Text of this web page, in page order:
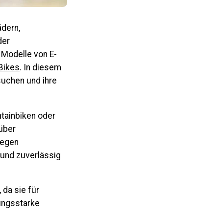
von E-
. In diesem
und ihre
oder
zuverlässig
da sie für